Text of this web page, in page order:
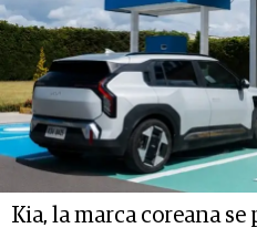
Kia, la marca coreana